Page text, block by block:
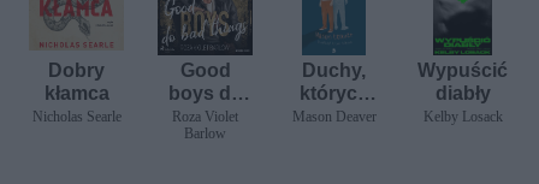
Dobry
kłamca
Nicholas Searle
Good
boys do
bad
things
Roza Violet
Barlow
Duchy,
których
nie
Mason Deaver
Wypuścić
diabły
Kelby Losack